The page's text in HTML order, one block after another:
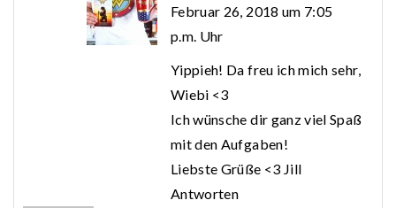
Februar 26, 2018 um 7:05
p.m. Uhr
Yippieh! Da freu ich mich sehr,
Wiebi <3
Ich wünsche dir ganz viel Spaß
mit den Aufgaben!
Liebste Grüße <3 Jill
Antworten